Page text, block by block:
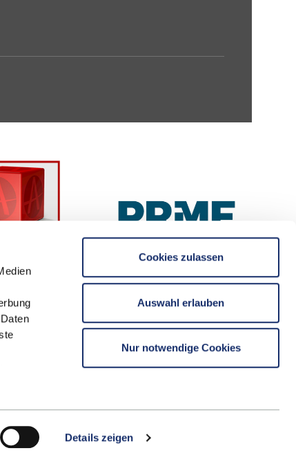
Details zeigen
Cookies zulassen
Auswahl erlauben
Nur notwendige Cookies